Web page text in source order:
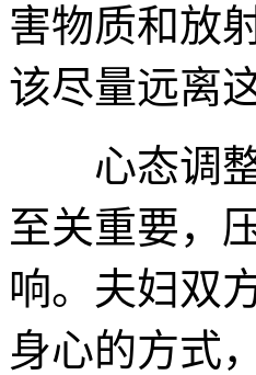
害物质和放
该尽量远离
心态调整
至关重要，
响。夫妇双
身心的方式